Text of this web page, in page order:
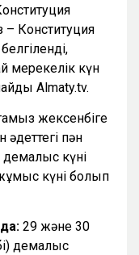
– Конституция
мерекелік күн
Almaty.tv.
жексенбіге
әдеттегі пән
күні
күні болып
29 және 30
демалыс